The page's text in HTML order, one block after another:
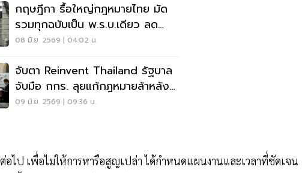
กฤษฎีกา รื้อใหญ่กฎหมายไทย มัด
รวมทุกฉบับเป็น พ.ร.บ.เดียว ลด
ความซ้ำซ้อน
08 มิ.ย. 2569 | 04:02 น.
จับตา Reinvent Thailand รัฐบาล
จับมือ กกร. ลุยแก้กฎหมายล้าหลัง
7 อุตสาหกรรม
09 มิ.ย. 2569 | 09:36 น.
อไป เพื่อไม่ให้การหารือสูญเปล่า ได้กำหนดแผนงานและเวลาที่ชัดเจน